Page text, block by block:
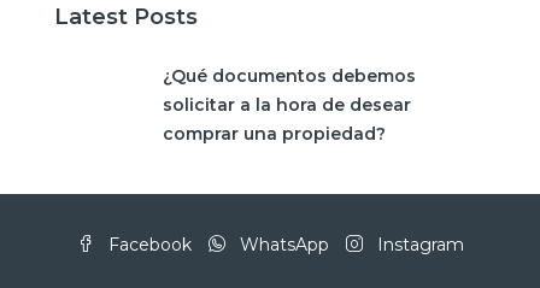
Latest Posts
¿Qué documentos debemos
solicitar a la hora de desear
comprar una propiedad?
Facebook WhatsApp Instagram